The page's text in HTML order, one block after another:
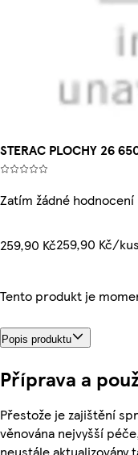
STERAC PLOCHY 26
Zatím žádné hodnocení
259,90 Kč259,90 Kč/kus
Tento produkt je
Popis produktu
Příprava a
Přestože je zajištění
věnována nejvyšší
neustále aktualizovány